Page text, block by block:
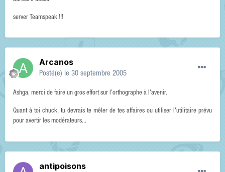
server Teamspeak !!!
Arcanos
Posté(e) le 30 septembre 2005
Ashga, merci de faire un gros effort sur l'orthographe à l'avenir.
Quant à toi chuck, tu devrais te mêler de tes affaires ou utiliser l'utilitaire prévu
pour avertir les modérateurs...
antipoisons